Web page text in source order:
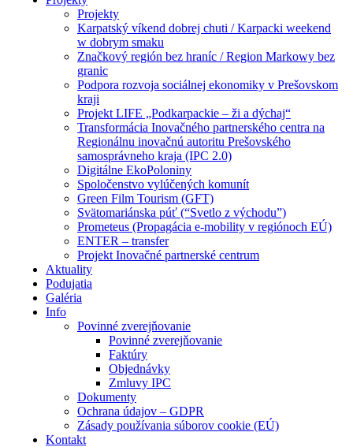
Projekty
Karpatský víkend dobrej chuti / Karpacki weekend
w dobrym smaku
Značkový región bez hraníc / Region Markowy bez
granic
Podpora rozvoja sociálnej ekonomiky v Prešovskom
kraji
Projekt LIFE „Podkarpackie – ži a dýchaj“
Transformácia Inovačného partnerského centra na
Regionálnu inovačnú autoritu Prešovského
samosprávneho kraja (IPC 2.0)
Digitálne EkoPoloniny
Spoločenstvo vylúčených komunít
Green Film Tourism (GFT)
Svätomariánska púť (“Svetlo z východu”)
Prometeus (Propagácia e-mobility v regiónoch EÚ)
ENTER – transfer
Projekt Inovačné partnerské centrum
Aktuality
Podujatia
Galéria
Info
Povinné zverejňovanie
Povinné zverejňovanie
Faktúry
Objednávky
Zmluvy IPC
Dokumenty
Ochrana údajov – GDPR
Zásady používania súborov cookie (EÚ)
Kontakt